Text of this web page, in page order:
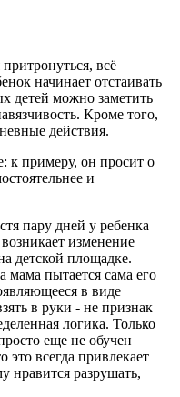
всё
начинает отстаивать
детей можно заметить
Кроме того,
действия.
к примеру, он просит о
и
пару дней у ребенка
изменение
детской площадке.
мама пытается сама его
в виде
в руки - не признак
логика. Только
еще не обучен
это всегда привлекает
нравится разрушать,